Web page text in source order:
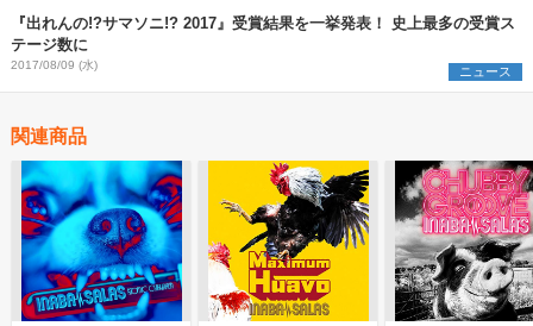
『出れんの!?サマソニ!? 2017』受賞結果を一挙発表！ 史上最多の受賞ス
テージ数に
2017/08/09 (水) ニュース
関連商品